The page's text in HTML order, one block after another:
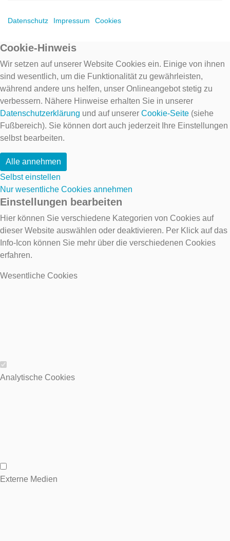
Datenschutz Impressum Cookies
Cookie-Hinweis
Wir setzen auf unserer Website Cookies ein. Einige von ihnen
sind wesentlich, um die Funktionalität zu gewährleisten,
während andere uns helfen, unser Onlineangebot stetig zu
verbessern. Nähere Hinweise erhalten Sie in unserer
Datenschutzerklärung und auf unserer Cookie-Seite (siehe
Fußbereich). Sie können dort auch jederzeit Ihre Einstellungen
selbst bearbeiten.
Alle annehmen
Selbst einstellen
Nur wesentliche Cookies annehmen
Einstellungen bearbeiten
Hier können Sie verschiedene Kategorien von Cookies auf
dieser Website auswählen oder deaktivieren. Per Klick auf das
Info-Icon können Sie mehr über die verschiedenen Cookies
erfahren.
Wesentliche Cookies
Wesentliche Cookies
Analytische Cookies
Analytische Cookies
Externe Medien